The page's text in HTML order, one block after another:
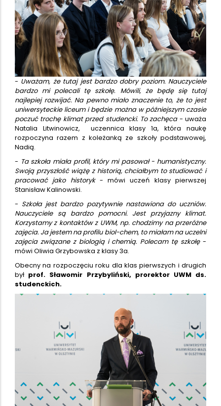
- Uważam, że tutaj jest bardzo dobry poziom. Nauczyciele
bardzo mi polecali tę szkołę. Mówili, że będę się tutaj
najlepiej rozwijać. Na pewno miało znaczenie to, że to jest
uniwersyteckie liceum i będzie można w późniejszym czasie
poczuć trochę klimat przed studencki. To zachęca- uważa
Natalia Litwinowicz, uczennica klasy 1a, która naukę
rozpoczyna razem z koleżanką ze szkoły podstawowej,
Nadią.
- Ta szkoła miała profil, który mi pasował - humanistyczny.
Swoją przyszłość wiążę z historią, chciałbym to studiować i
pracować jako historyk- mówi uczeń klasy pierwszej
Stanisław Kalinowski.
- Szkoła jest bardzo pozytywnie nastawiona do uczniów.
Nauczyciele są bardzo pomocni. Jest przyjazny klimat.
Korzystamy z kontaktów z UWM, np. chodzimy na przeróżne
zajęcia. Ja jestem na profilu biol-chem, to miałam na uczelni
zajęcia związane z biologią i chemią. Polecam tę szkołę-
mówi Oliwia Grzybowska z klasy 3a.
Obecny na rozpoczęciu roku dla klas pierwszych i drugich
był prof. Sławomir Przybyliński, prorektor UWM ds.
studenckich.